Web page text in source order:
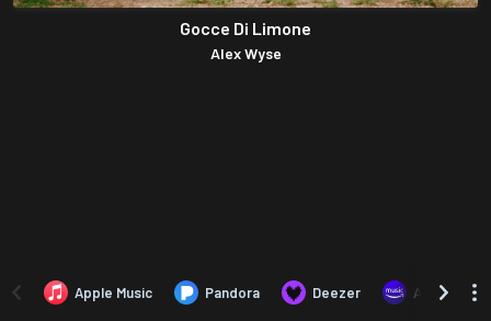
Gocce Di Limone
Alex Wyse
Apple Music Pandora Deezer Amazon